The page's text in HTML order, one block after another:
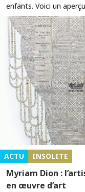
enfants. Voici un
ACTU INSOLITE
Myriam Dion :
en œuvre d’art